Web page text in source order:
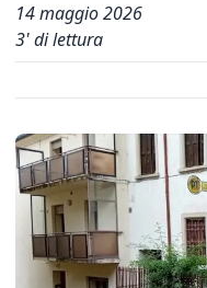
14 maggio 2026
3' di lettura